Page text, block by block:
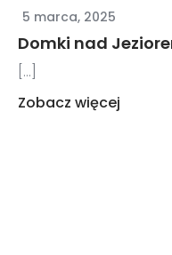
5 marca, 2025
Domki nad
[...]
Zobacz więcej